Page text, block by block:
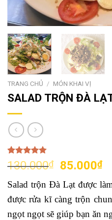
TRANG CHỦ / MÓN KHAI VỊ
SALAD TRỘN ĐÀ
5.00trên 5
dựa trên
1
130.000₫
Giá
là:
85.000₫Giá
Salad trộn Đà Lạt được
được rửa kĩ càng trộn
ngọt ngọt sẽ giúp bạn ăn